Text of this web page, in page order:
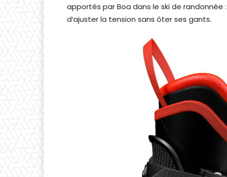
apportés par Boa dans le ski de
d’ajuster la tension sans ôter ses gants.